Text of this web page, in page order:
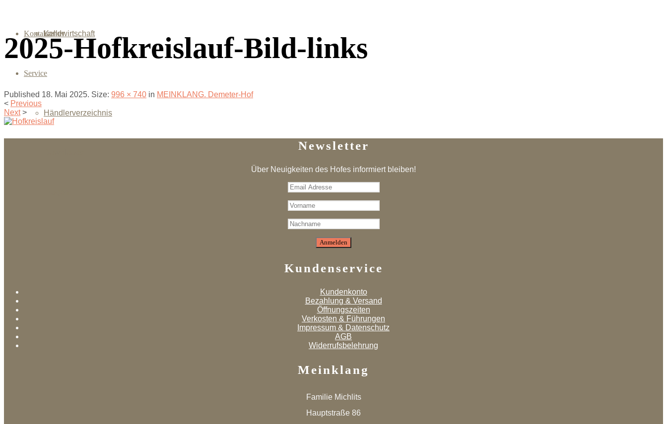
Landwirtschaft
Keller
Kontakt
Service
Händlerverzeichnis
2025-Hofkreislauf-Bild-links
Published 18. Mai 2025. Size: 996 × 740 in MEINKLANG. Demeter-Hof
< Previous
Next >
Newsletter
Über Neuigkeiten des Hofes informiert bleiben!
Kundenservice
Kundenkonto
Bezahlung & Versand
Öffnungszeiten
Verkosten & Führungen
Impressum & Datenschutz
AGB
Widerrufsbelehrung
Meinklang
Familie Michlits
Hauptstraße 86